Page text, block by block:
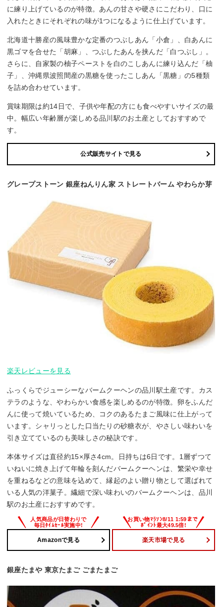
に練り上げているのが特徴。あんの甘さや硬さにこだわり、口に
入れたときにそれぞれの味が1つになるように仕上げています。
北海道十勝産の風味豊かな定番のつぶしあん「小倉」、白あんに
黒ゴマを合せた「胡麻」、つぶしたあんを挟んだ「白つぶし」。
さらに、自家製の柚子ペーストを白のこしあんに練り込んだ「柚
子」、沖縄県波照間産の黒糖を使ったこしあん「黒糖」の5種類
を詰め合わせています。
賞味期限は約14日で、子供や年配の方にも食べやすいサイズの最
中。幅広い年齢層が楽しめる品川駅のお土産としておすすめで
す。
公式販売サイトで見る
グレープストーン 銀座ねんりん家 ストレートバーム やわらか芽
楽天レビューを見る
ふっくらでジューシーなバームクーヘンの品川駅土産です。カス
テラのような、やわらかい食感を楽しめるのが特徴。卵をふんだ
んに使って焼いているため、コクのあるたまご風味に仕上がって
います。シャリっとした口当たりの砂糖衣が、やさしい味わいを
引き立てているのも美味しさの秘訣です。
本体サイズは直径約15×厚さ4cm。日持ちは6日です。1層ずつて
いねいに焼き上げて年輪を刻んだバームクーヘンは、繁栄や幸せ
を重ねるなどの意味を込めて、縁起のよい贈り物として選ばれて
いる人気の洋菓子。繊細で深い味わいのバームクーヘンは、品川
駅のお土産におすすめです。
Amazonで見る 楽天市場で見る
銀座たまや 東京たまご ごまたまご